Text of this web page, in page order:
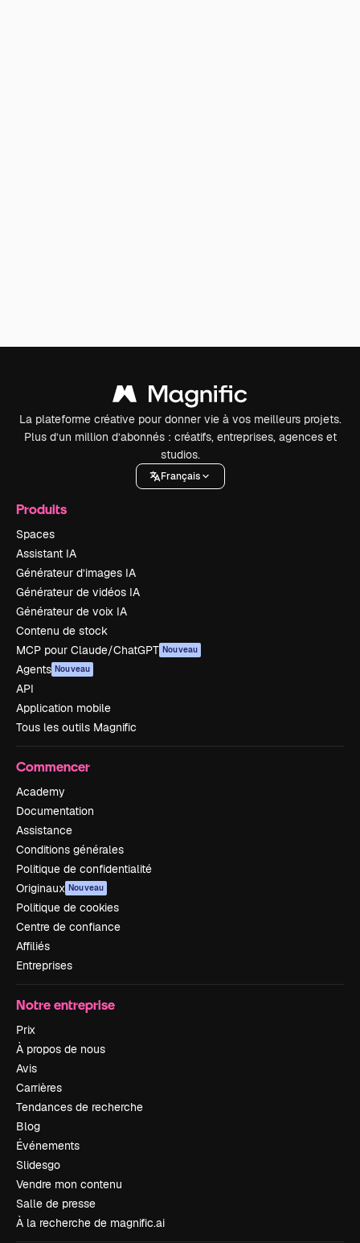
La plateforme créative pour donner vie à vos meilleurs projets.
Plus d’un million d’abonnés : créatifs, entreprises, agences et
studios.
Français
Produits
Spaces
Assistant IA
Générateur d’images IA
Générateur de vidéos IA
Générateur de voix IA
Contenu de stock
MCP pour Claude/ChatGPT Nouveau
Agents Nouveau
API
Application mobile
Tous les outils Magnific
Commencer
Academy
Documentation
Assistance
Conditions générales
Politique de confidentialité
Originaux Nouveau
Politique de cookies
Centre de confiance
Affiliés
Entreprises
Notre entreprise
Prix
À propos de nous
Avis
Carrières
Tendances de recherche
Blog
Événements
Slidesgo
Vendre mon contenu
Salle de presse
À la recherche de magnific.ai